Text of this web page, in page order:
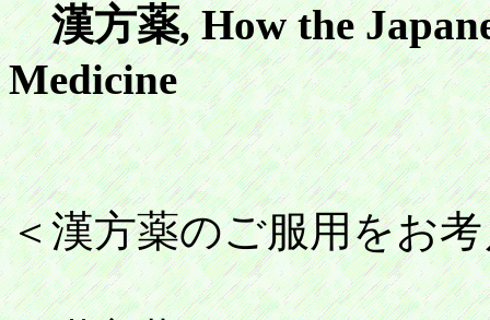
漢方薬, How the
Medicine
＜漢方薬のご服用をお